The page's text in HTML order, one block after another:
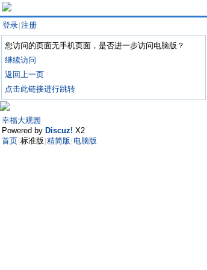
登录 注册
您访问的页面无手机页面，是否进一步访问电脑版？
继续访问
返回上一页
点击此链接进行跳转
幸福大观园
Powered by Discuz! X2
首页 标准版 精简版 电脑版